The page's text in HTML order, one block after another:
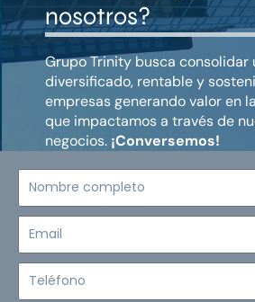
nosotros?
Grupo Trinity busca consolidar
diversificado, rentable y
empresas generando valor en
que impactamos a través de
negocios. ¡Conversemos!